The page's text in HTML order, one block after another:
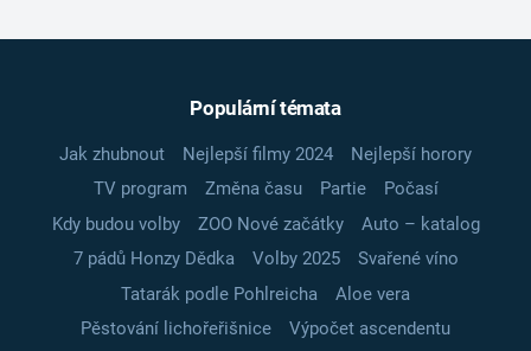
Populární témata
Jak zhubnout Nejlepší filmy 2024
Nejlepší horory
TV program
Změna času Partie
Počasí
Kdy budou volby
ZOO Nové začátky
Auto – katalog
7 pádů Honzy Dědka
Volby 2025
Svařené víno
Tatarák podle Pohlreicha
Aloe vera
Pěstování lichořeřišnice
Výpočet ascendentu